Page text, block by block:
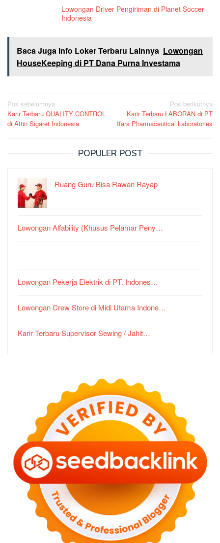
Lowongan Driver Pengiriman di Planet Soccer
Indonesia
Baca Juga Info Loker Terbaru Lainnya Lowongan
HouseKeeping di PT Dana Purna Investama
Navigasi
pos
Pos sebelumnya
Karir Terbaru QUALITY CONTROL
di Attin Sigaret Indonesia
Pos berikutnya
Karir Terbaru LABORAN di PT
Ifars Pharmaceutical Laboratories
POPULER POST
Ruang Guru Bisa Rawan Rayap
Lowongan Alfability (Khusus Pelamar Peny…
Lowongan Pekerja Elektrik di PT. Indones…
Lowongan Crew Store di Midi Utama Indone…
Karir Terbaru Supervisor Sewing / Jahit…